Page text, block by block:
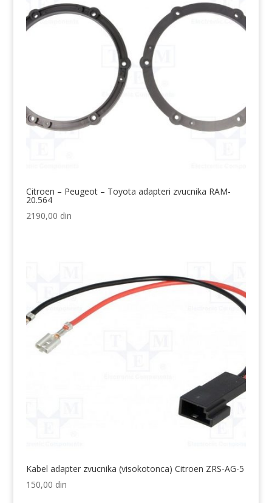
Citroen – Peugeot – Toyota adapteri zvucnika RAM-
20.564
2190,00 din
Kabel adapter zvucnika (visokotonca) Citroen ZRS-AG-5
150,00 din